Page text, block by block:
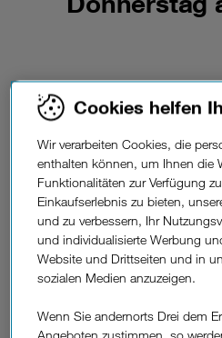
Cookies helfen
Wir verarbeiten Cookies, die
enthalten können, um Ihnen die
Funktionalitäten zur Verfügung
Einkaufserlebnis zu bieten,
und zu verbessern, Ihr
und individualisierte Werbung
Website und Drittseiten und in
sozialen Medien anzuzeigen.
Wenn Sie andernorts Drei dem
Angeboten zustimmen, so